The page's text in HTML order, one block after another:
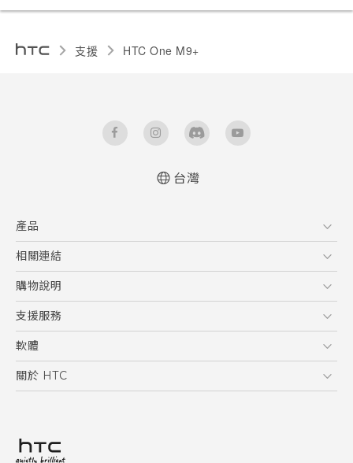
支援 HTC One M9+‎
台灣
產品
5G
智慧型手機
配件
相關連結
HTC Research
購物說明
購物須知
訂單管理
付款方式
支援服務
到府收送維修服務
服務中心資訊
客戶服務佈告欄
軟體
應用程式
HTC Sync Manager
關於 HTC
投資人